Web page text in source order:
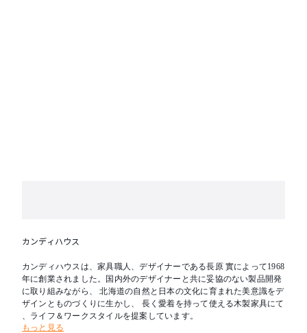
カンディハウス
カンディハウスは、家具職人、デザイナーである長原 實によって1968
年に創業されました。国内外のデザイナーと共に妥協のない製品開発
に取り組みながら、 北海道の自然と日本の文化に育まれた美意識をデ
ザインとものづくりに生かし、 長く愛着を持って使える木製家具にて
、ライフ＆ワークスタイルを提案しています。
もっと見る